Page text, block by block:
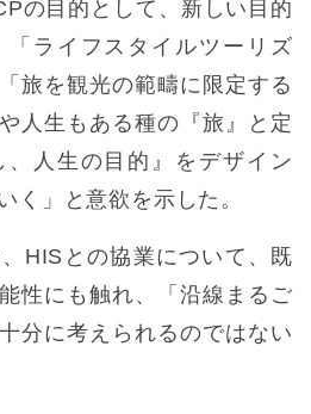
の目的として、新しい目的
ライフスタイルツーリズ
旅を観光の範疇に限定する
人生もある種の『旅』と定
人生の目的』をデザイン
く」と意欲を示した。
HISとの協業について、既
性にも触れ、「沿線まるご
分に考えられるのではない